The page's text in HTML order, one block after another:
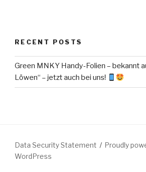
RECENT POSTS
Green MNKY Handy-Folien – bekannt
Löwen“ – jetzt auch bei uns!
Data Security Statement
Proudly
WordPress